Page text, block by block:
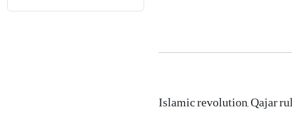
Islamic revolution, Qajar